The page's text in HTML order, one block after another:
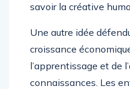
savoir la créative
Une autre idée
croissance
l’apprentissage et de
connaissances. Les